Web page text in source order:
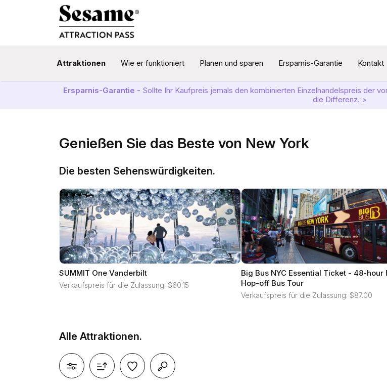
Attraktionen Wie er funktioniert Planen und sparen Ersparnis-Garantie Kontakt
Ersparnis-Garantie - Sollte Ihr Kaufpreis jemals den kombinierten Einzelhandelspreis der
die Differenz. >
Genießen Sie das Beste von New York
Die besten Sehenswürdigkeiten.
SUMMIT One Vanderbilt
Verkaufspreis für die Zulassung: $60.15
Big Bus NYC Essential Ticket - 48-hour
Hop-off Bus Tour
Verkaufspreis für die Zulassung: $87.00
Alle Attraktionen.